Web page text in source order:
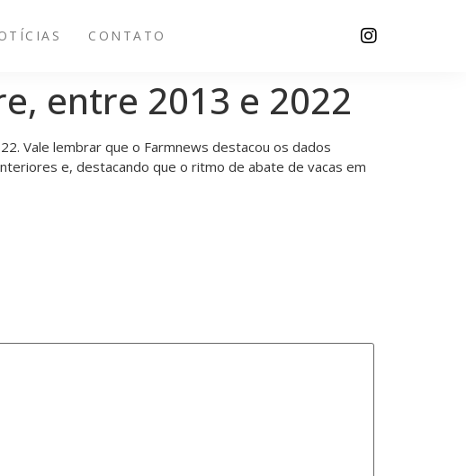
CONTATO
entre 2013 e 2022
Vale lembrar que o Farmnews destacou os dados
e, destacando que o ritmo de abate de vacas em